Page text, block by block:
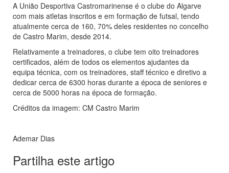
A União Desportiva Castromarinense é o clube do Algarve
com mais atletas inscritos e em formação de futsal, tendo
atualmente cerca de 160, 70% deles residentes no concelho
de Castro Marim, desde 2014.
Relativamente a treinadores, o clube tem oito treinadores
certificados, além de todos os elementos ajudantes da
equipa técnica, com os treinadores, staff técnico e diretivo a
dedicar cerca de 6300 horas durante a época de seniores e
cerca de 5000 horas na época de formação.
Créditos da imagem: CM Castro Marim
Ademar Dias
Partilha este artigo